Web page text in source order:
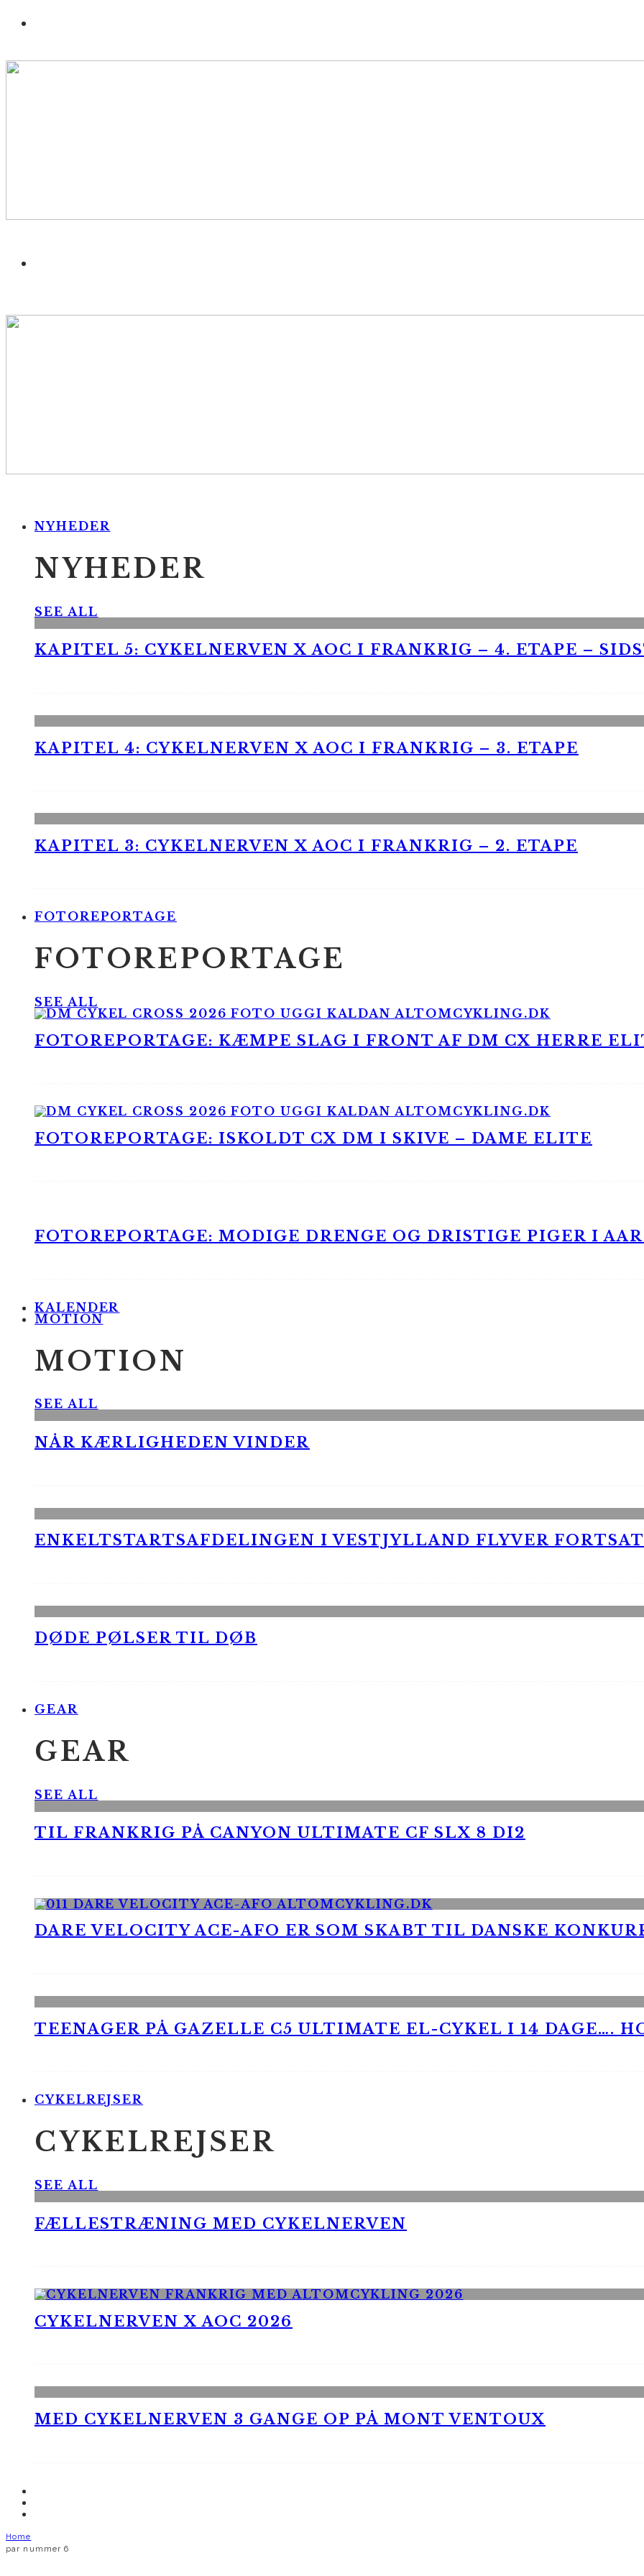
NYHEDER
NYHEDER
SEE ALL
KAPITEL 5: CYKELNERVEN X AOC I FRANKRIG – 4. ETAPE –
KAPITEL 4: CYKELNERVEN X AOC I FRANKRIG – 3. ETAPE
KAPITEL 3: CYKELNERVEN X AOC I FRANKRIG – 2. ETAPE
FOTOREPORTAGE
FOTOREPORTAGE
SEE ALL
FOTOREPORTAGE: KÆMPE SLAG I FRONT AF DM CX HERRE
FOTOREPORTAGE: ISKOLDT CX DM I SKIVE – DAME ELITE
FOTOREPORTAGE: MODIGE DRENGE OG DRISTIGE PIGER I
KALENDER
MOTION
MOTION
SEE ALL
NÅR KÆRLIGHEDEN VINDER
ENKELTSTARTSAFDELINGEN I VESTJYLLAND FLYVER
DØDE PØLSER TIL DØB
GEAR
GEAR
SEE ALL
TIL FRANKRIG PÅ CANYON ULTIMATE CF SLX 8 DI2
DARE VELOCITY ACE-AFO ER SOM SKABT TIL DANSKE
TEENAGER PÅ GAZELLE C5 ULTIMATE EL-CYKEL I 14 DAGE….
CYKELREJSER
CYKELREJSER
SEE ALL
FÆLLESTRÆNING MED CYKELNERVEN
CYKELNERVEN X AOC 2026
MED CYKELNERVEN 3 GANGE OP PÅ MONT VENTOUX
Home
par nummer 6